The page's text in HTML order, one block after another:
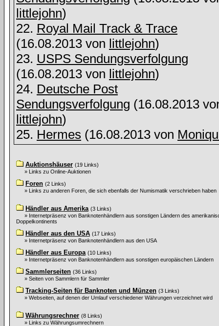
littlejohn)
22. Royal Mail Track & Trace
(16.08.2013 von littlejohn)
23. USPS Sendungsverfolgung
(16.08.2013 von littlejohn)
24. Deutsche Post
Sendungsverfolgung (16.08.2013
littlejohn)
25. Hermes (16.08.2013 von
Auktionshäuser (19 Links)
» Links zu Online-Auktionen
Foren (2 Links)
» Links zu anderen Foren, die sich ebenfalls der Numismatik verschrieben haben
Händler aus Amerika (3 Links)
» Internetpräsenz von Banknotenhändlern aus sonstigen Ländern des
Doppelkontinents
Händler aus den USA (17 Links)
» Internetpräsenz von Banknotenhändlern aus den USA
Händler aus Europa (10 Links)
» Internetpräsenz von Banknotenhändlern aus sonstigen europäischen Ländern
Sammlerseiten (36 Links)
» Seiten von Sammlern für Sammler
Tracking-Seiten für Banknoten und Münzen (3 Links)
» Webseiten, auf denen der Umlauf verschiedener Währungen verzeichnet wird
Währungsrechner (8 Links)
» Links zu Währungsumrechnern